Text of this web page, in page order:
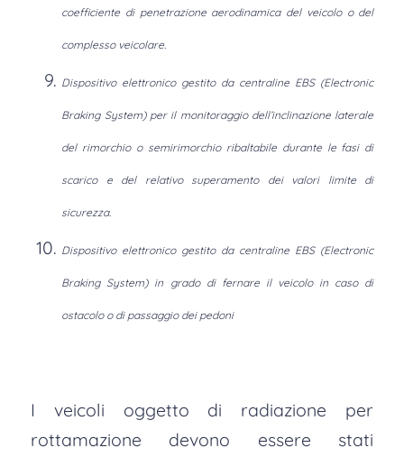
coefficiente di penetrazione aerodinamica del veicolo o del
complesso veicolare.
Dispositivo elettronico gestito da centraline EBS (Electronic
Braking System) per il monitoraggio dell’inclinazione laterale
del rimorchio o semirimorchio ribaltabile durante le fasi di
scarico e del relativo superamento dei valori limite di
sicurezza.
Dispositivo elettronico gestito da centraline EBS (Electronic
Braking System) in grado di fernare il veicolo in caso di
ostacolo o di passaggio dei pedoni
I veicoli oggetto di radiazione per
rottamazione devono essere stati